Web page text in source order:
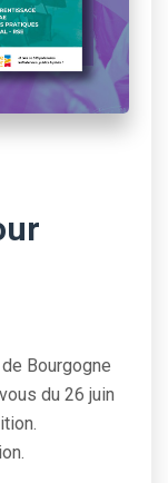
Bourgogne
du 26 juin